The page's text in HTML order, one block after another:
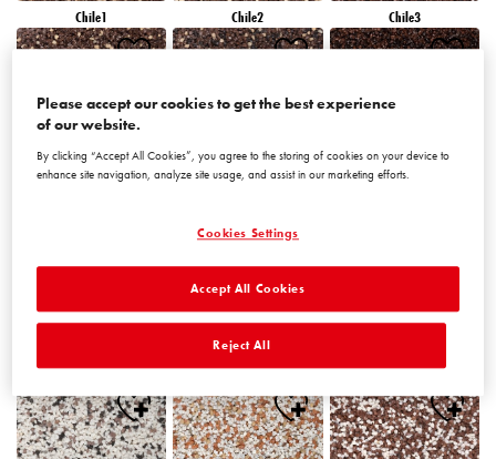
Chile1 Chile2 Chile3
Granada1 Granada2 Granada3
Please accept our cookies to get the best experience
of our website.
By clicking “Accept All Cookies”, you agree to the storing of cookies on your device to
enhance site navigation, analyze site usage, and assist in our marketing efforts.
Cookies Settings
Reject All
Accept All Cookies